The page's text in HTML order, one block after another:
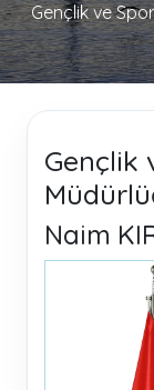
Gençlik ve
Gençlik
Naim